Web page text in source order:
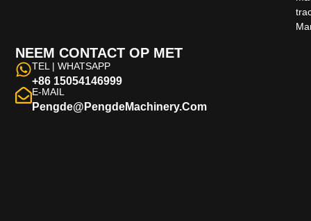
NEEM CONTACT OP MET
TEL | WHATSAPP
+86 15054146999
E-MAIL
Pengde@pengdeMachinery.com